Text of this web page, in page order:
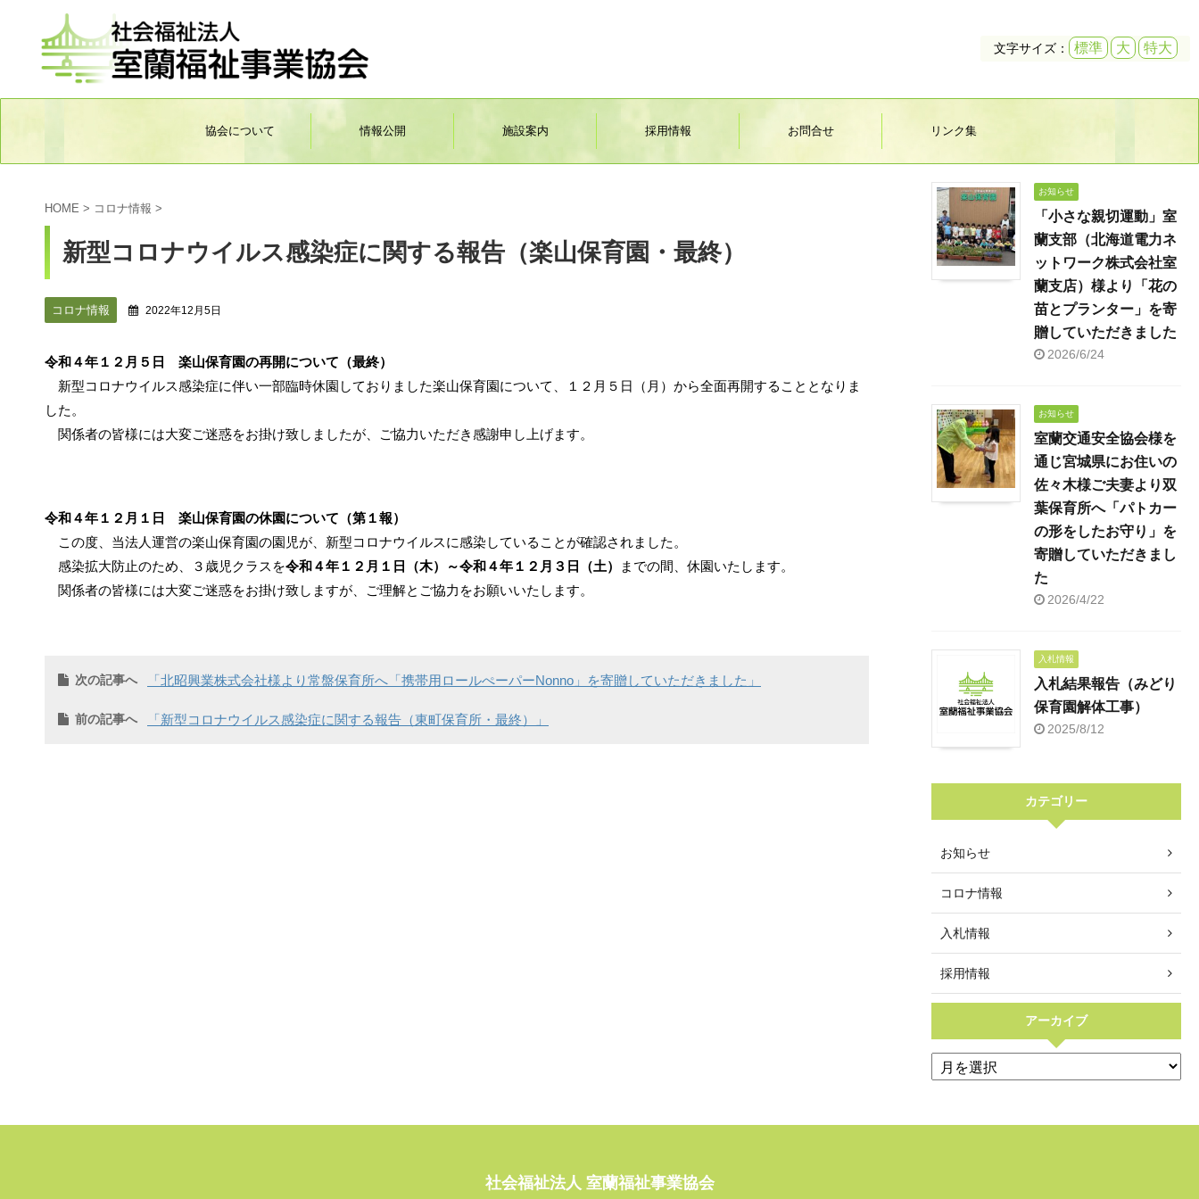
文字サイズ： 標準 大 特大
協会について 情報公開 施設案内 採用情報 お問合せ リンク集
HOME > コロナ情報 >
新型コロナウイルス感染症に関する報告（楽山保育園・最終）
コロナ情報 2022年12月5日
令和４年１２月５日 楽山保育園の再開について（最終）
新型コロナウイルス感染症に伴い一部臨時休園しておりました楽山保育園について、１２月５日（月）から全面再開することとなりま
した。
関係者の皆様には大変ご迷惑をお掛け致しましたが、ご協力いただき感謝申し上げます。
令和４年１２ 月１日 楽山保育園の休園について（第１報）
この度、当法人運営の楽山保育園の園児が、新型コロナウイルスに感染していることが確認されました。
感染拡大防止のため、３歳児クラスを令和４年１２月１ 日（木）～令和４年１２月３日（土）
までの間、休園いたします。
関係者の皆様には大変ご迷惑をお掛け致しますが、ご理解とご協力をお願いいたします。
次の記事へ 「北昭興業株式会社様より常盤保育所へ「携帯用ロールぺーパーNonno」を寄贈していただきました」
前の記事へ 「新型コロナウイルス感染症に関する報告（東町保育所・最終）」
お知らせ
「小さな親切運動」室
蘭支部（北海道電力ネ
ットワーク株式会社室
蘭支店）様より「花の
苗とプランター」を寄
贈していただきました
2026/6/24
お知らせ
室蘭交通安全協会様を
通じ宮城県にお住いの
佐々木様ご夫妻より双
葉保育所へ「パトカー
の形をしたお守り」を
寄贈していただきまし
た
2026/4/22
入札情報
入札結果報告（みどり
保育園解体工事）
2025/8/12
カテゴリー
お知らせ
コロナ情報
入札情報
採用情報
アーカイブ
社会福祉法人 室蘭福祉事業協会